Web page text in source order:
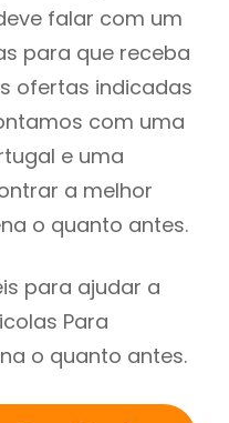
falar com um
para que receba
ofertas indicadas
com uma
e uma
a melhor
o quanto antes.
para ajudar a
Para
o quanto antes.